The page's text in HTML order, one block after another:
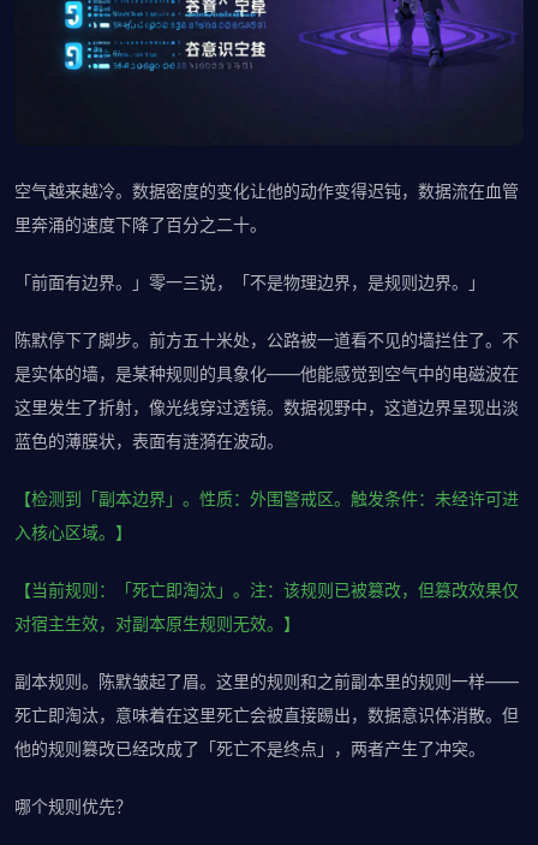
空气越来越冷。数据密度的变化让他的动作变得迟钝，数据流在血管
里奔涌的速度下降了百分之二十。
「前面有边界。」零一三说，「不是物理边界，是规则边界。」
陈默停下了脚步。前方五十米处，公路被一道看不见的墙拦住了。不
是实体的墙，是某种规则的具象化——他能感觉到空气中的电磁波在
这里发生了折射，像光线穿过透镜。数据视野中，这道边界呈现出淡
蓝色的薄膜状，表面有涟漪在波动。
【检测到「副本边界」。性质：外围警戒区。触发条件：未经许可进
入核心区域。】
【当前规则：「死亡即淘汰」。注：该规则已被篡改，但篡改效果仅
对宿主生效，对副本原生规则无效。】
副本规则。陈默皱起了眉。这里的规则和之前副本里的规则一样——
死亡即淘汰，意味着在这里死亡会被直接踢出，数据意识体消散。但
他的规则篡改已经改成了「死亡不是终点」，两者产生了冲突。
哪个规则优先？